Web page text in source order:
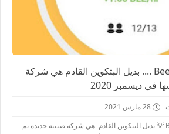
(Bee Network 1.2.3(23 .... بديل البتكوين القادم هي شركة
ديسمبر 2020
28 مارس 2021
📲 Bee Network 1.2.3(23) 💡 بديل البتكوين القادم هي شركة صينية جديدة تم